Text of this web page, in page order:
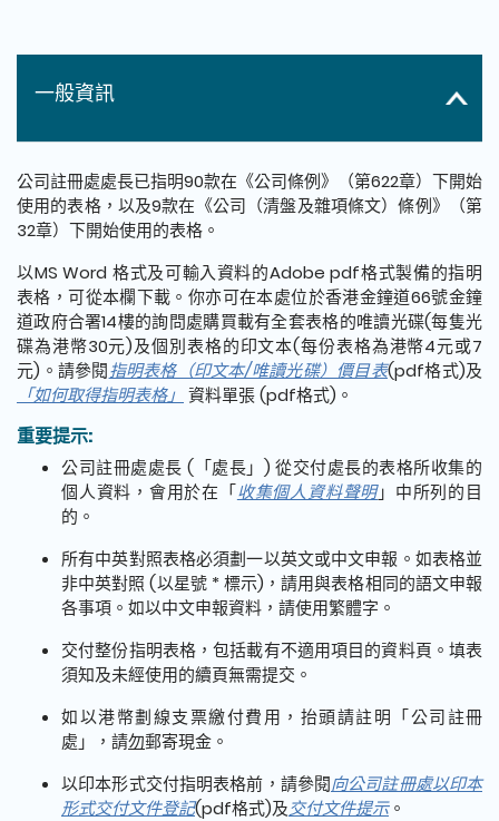
一般資訊
公司註冊處處長已指明90款在《公司條例》（第622章）下開始
使用的表格，以及9款在《公司（清盤及雜項條文）條例》（第
32章）下開始使用的表格。
以MS Word 格式及可輸入資料的Adobe pdf格式製備的指明
表格，可從本欄下載。你亦可在本處位於香港金鐘道66號金鐘
道政府合署14樓的詢問處購買載有全套表格的唯讀光碟(每隻光
碟為港幣30元)及個別表格的印文本(每份表格為港幣4元或7
元)。請參閱指明表格（印文本/唯讀光碟）價目表(pdf格式)及
「如何取得指明表格」 資料單張 (pdf格式)。
重要提示:
公司註冊處處長 (「處長」) 從交付處長的表格所收集的
個人資料，會用於在「收集個人資料聲明」中所列的目
的。
所有中英對照表格必須劃一以英文或中文申報。如表格並
非中英對照 (以星號 * 標示)，請用與表格相同的語文申報
各事項。如以中文申報資料，請使用繁體字。
交付整份指明表格，包括載有不適用項目的資料頁。填表
須知及未經使用的續頁無需提交。
如以港幣劃線支票繳付費用，抬頭請註明「公司註冊
處」，請勿郵寄現金。
以印本形式交付指明表格前，請參閱向公司註冊處以印本
形式交付文件登記(pdf格式)及交付文件提示。